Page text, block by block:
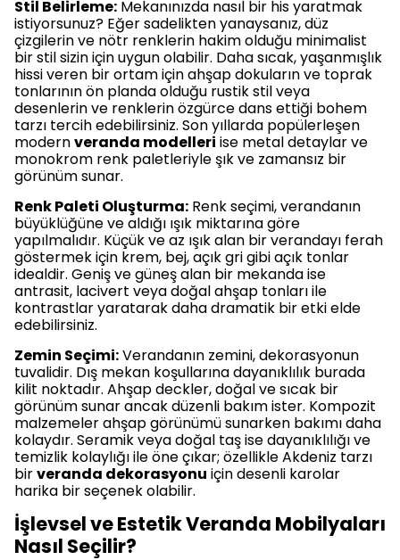
Stil Belirleme: Mekanınızda nasıl bir his yaratmak
istiyorsunuz? Eğer sadelikten yanaysanız, düz
çizgilerin ve nötr renklerin hakim olduğu minimalist
bir stil sizin için uygun olabilir. Daha sıcak, yaşanmışlık
hissi veren bir ortam için ahşap dokuların ve toprak
tonlarının ön planda olduğu rustik stil veya
desenlerin ve renklerin özgürce dans ettiği bohem
tarzı tercih edebilirsiniz. Son yıllarda popülerleşen
modernveranda modelleri ise metal detaylar ve
monokrom renk paletleriyle şık ve zamansız bir
görünüm sunar.
Renk Paleti Oluşturma: Renk seçimi, verandanın
büyüklüğüne ve aldığı ışık miktarına göre
yapılmalıdır. Küçük ve az ışık alan bir verandayı ferah
göstermek için krem, bej, açık gri gibi açık tonlar
idealdir. Geniş ve güneş alan bir mekanda ise
antrasit, lacivert veya doğal ahşap tonları ile
kontrastlar yaratarak daha dramatik bir etki elde
edebilirsiniz.
Zemin Seçimi:Verandanın zemini, dekorasyonun
tuvalidir. Dış mekan koşullarına dayanıklılık burada
kilit noktadır. Ahşap deckler, doğal ve sıcak bir
görünüm sunar ancak düzenli bakım ister. Kompozit
malzemeler ahşap görünümü sunarken bakımı daha
kolaydır. Seramik veya doğal taş ise dayanıklılığı ve
temizlik kolaylığı ile öne çıkar; özellikle Akdeniz tarzı
birveranda dekorasyonu için desenli karolar
harika bir seçenek olabilir.
İşlevsel ve Estetik Veranda Mobilyaları
Nasıl Seçilir?